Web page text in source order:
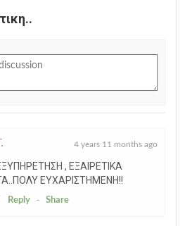
4 years 11 months ago
, ΕΞΑΙΡΕΤΙΚΑ
ΕΥΧΑΡΙΣΤΗΜΕΝΗ!!
Reply -Share